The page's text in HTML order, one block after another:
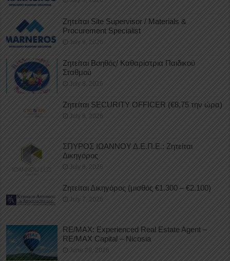
Ζητείται Site Supervisor / Materials &
Procurement Specialist
July 9, 2026
Ζητείται Βοηθός/ Καθαρίστρια Παιδικού
Σταθμού
July 8, 2026
Ζητείται SECURITY OFFICER (€8,75 την ώρα)
July 8, 2026
ΣΠΥΡΟΣ ΙΩΑΝΝΟΥ Δ.Ε.Π.Ε.: Ζητείται
Δικηγόρος
July 8, 2026
Ζητείται Δικηγόρος (μισθός €1.300 – €2.100)
July 7, 2026
RE/MAX: Experienced Real Estate Agent –
RE/MAX Capital – Nicosia
June 29, 2026